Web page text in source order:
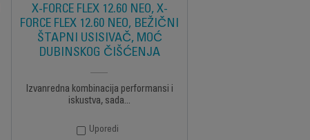
X-FORCE FLEX 12.60 NEO, X-
FORCE FLEX 12.60 NEO, BEŽIČNI
ŠTAPNI USISIVAČ, MOĆ
DUBINSKOG ČIŠĆENJA
Izvanredna kombinacija performansi i
iskustva, sada...
Uporedi